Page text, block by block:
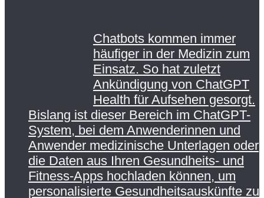
Chatbots kommen immer
häufiger in der Medizin zum
Einsatz. So hat zuletzt
Ankündigung von ChatGPT
Health für Aufsehen gesorgt.
Bislang ist dieser Bereich im ChatGPT-
System, bei dem Anwenderinnen und
Anwender medizinische Unterlagen oder
die Daten aus Ihren Gesundheits- und
Fitness-Apps hochladen können, um
personalisierte Gesundheitsauskünfte zu